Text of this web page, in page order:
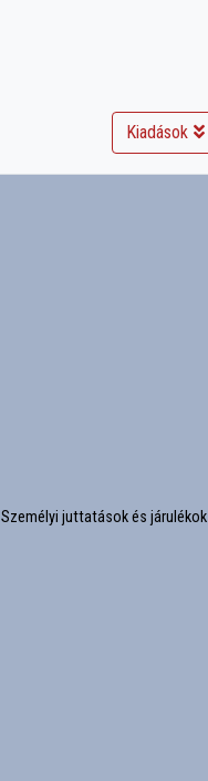
Kiadások
Személyi juttatások és járulékok